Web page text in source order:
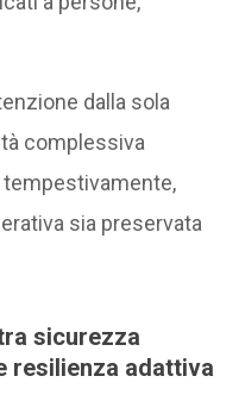
dalla sola
complessiva
tempestivamente,
sia preservata
sicurezza
resilienza adattiva